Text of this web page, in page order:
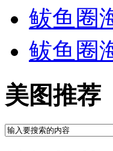
鲅鱼圈
鲅鱼圈
美图推荐